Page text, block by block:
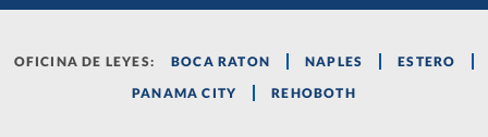
OFICINA DE LEYES: BOCA RATON NAPLES
ESTERO
PANAMA CITY
REHOBOTH